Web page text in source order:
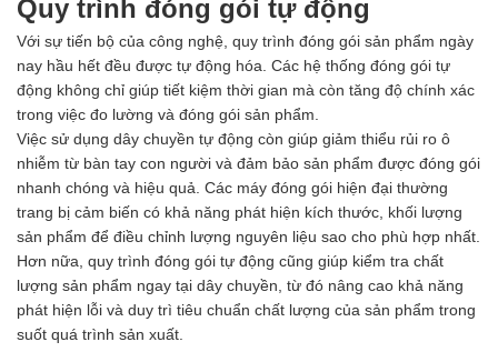
Quy trình đóng gói tự động
Với sự tiến bộ của công nghệ, quy trình đóng gói sản phẩm ngày
nay hầu hết đều được tự động hóa. Các hệ thống đóng gói tự
động không chỉ giúp tiết kiệm thời gian mà còn tăng độ chính xác
trong việc đo lường và đóng gói sản phẩm.
Việc sử dụng dây chuyền tự động còn giúp giảm thiểu rủi ro ô
nhiễm từ bàn tay con người và đảm bảo sản phẩm được đóng gói
nhanh chóng và hiệu quả. Các máy đóng gói hiện đại thường
trang bị cảm biến có khả năng phát hiện kích thước, khối lượng
sản phẩm để điều chỉnh lượng nguyên liệu sao cho phù hợp nhất.
Hơn nữa, quy trình đóng gói tự động cũng giúp kiểm tra chất
lượng sản phẩm ngay tại dây chuyền, từ đó nâng cao khả năng
phát hiện lỗi và duy trì tiêu chuẩn chất lượng của sản phẩm trong
suốt quá trình sản xuất.